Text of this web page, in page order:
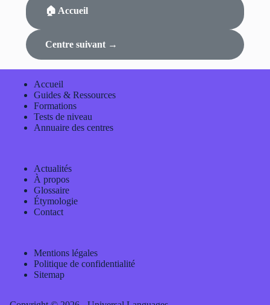
🏠 Accueil
Centre suivant →
Accueil
Guides & Ressources
Formations
Tests de niveau
Annuaire des centres
Actualités
À propos
Glossaire
Étymologie
Contact
Mentions légales
Politique de confidentialité
Sitemap